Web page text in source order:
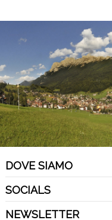
DOVE SIAMO
SOCIALS
NEWSLETTER